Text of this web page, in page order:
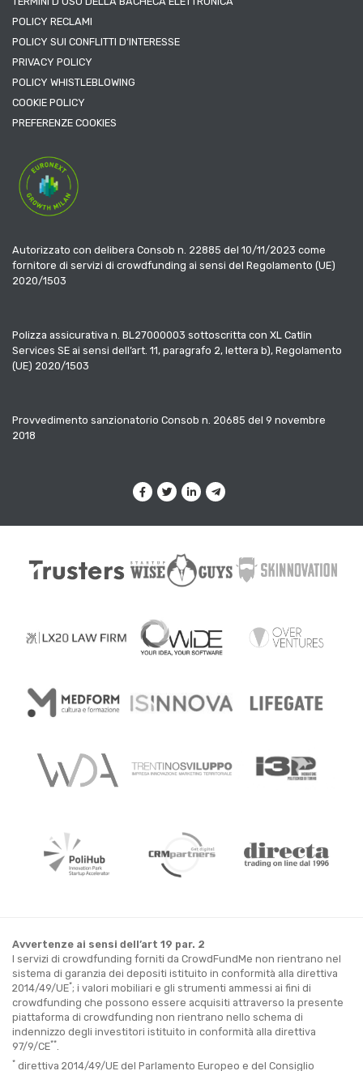
POLICY RECLAMI
POLICY SUI CONFLITTI D’INTERESSE
PRIVACY POLICY
POLICY WHISTLEBLOWING
COOKIE POLICY
PREFERENZE COOKIES
Autorizzato con delibera Consob n. 22885 del 10/11/2023 come
fornitore di servizi di crowdfunding ai sensi del Regolamento (UE)
2020/1503
Polizza assicurativa n. BL27000003 sottoscritta con XL Catlin
Services SE ai sensi dell’art. 11, paragrafo 2, lettera b), Regolamento
(UE) 2020/1503
Provvedimento sanzionatorio Consob n. 20685 del 9 novembre
2018
Avvertenze ai sensi dell’art 19 par. 2
I servizi di crowdfunding forniti da CrowdFundMe non rientrano nel
sistema di garanzia dei depositi istituito in conformità alla direttiva
2014/49/UE*; i valori mobiliari e gli strumenti ammessi ai fini di
crowdfunding che possono essere acquisiti attraverso la presente
piattaforma di crowdfunding non rientrano nello schema di
indennizzo degli investitori istituito in conformità alla direttiva
97/9/CE**
* direttiva 2014/49/UE del Parlamento Europeo e del Consiglio